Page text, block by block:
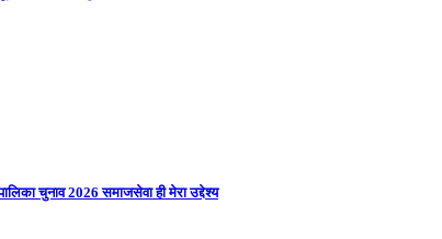
चुनाव 2026 समाजसेवा ही मेरा उद्देश्य